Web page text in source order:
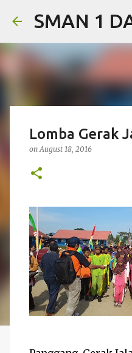
SMAN 1
Lomba Gerak
onAugust 18, 2016